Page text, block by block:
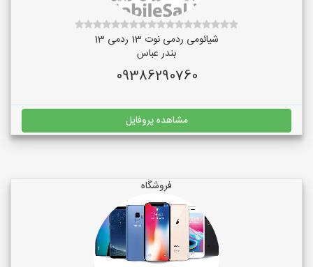
شیائومی ردمی نوت 13 ردمی 13
بندر عباس
09386290760
مشاهده پروفایل
فروشگاه